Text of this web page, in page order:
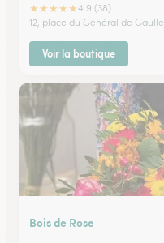
★★★★★4.9 (38)
12, place du Général de Gaulle
Voir la boutique
Bois de Rose